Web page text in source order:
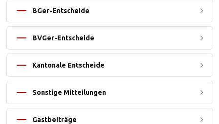
BGer-Entscheide
BVGer-Entscheide
Kantonale Entscheide
Sonstige Mitteilungen
Gastbeiträge